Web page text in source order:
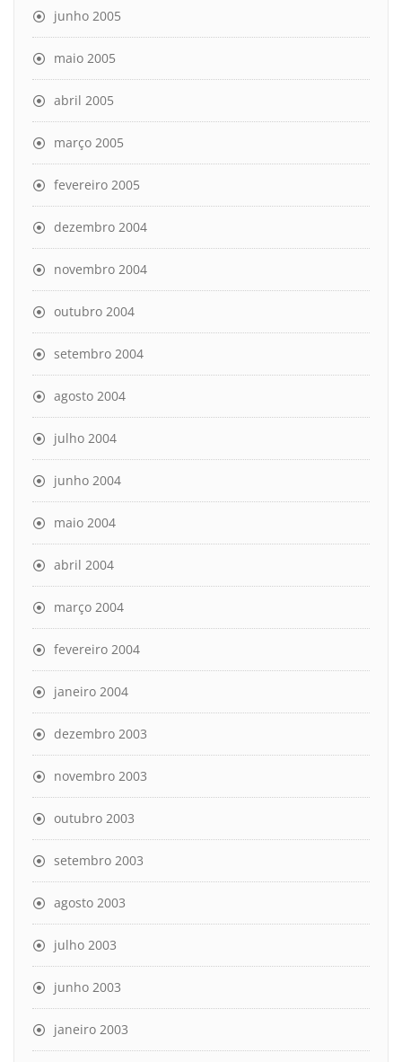
junho 2005
maio 2005
abril 2005
março 2005
fevereiro 2005
dezembro 2004
novembro 2004
outubro 2004
setembro 2004
agosto 2004
julho 2004
junho 2004
maio 2004
abril 2004
março 2004
fevereiro 2004
janeiro 2004
dezembro 2003
novembro 2003
outubro 2003
setembro 2003
agosto 2003
julho 2003
junho 2003
janeiro 2003